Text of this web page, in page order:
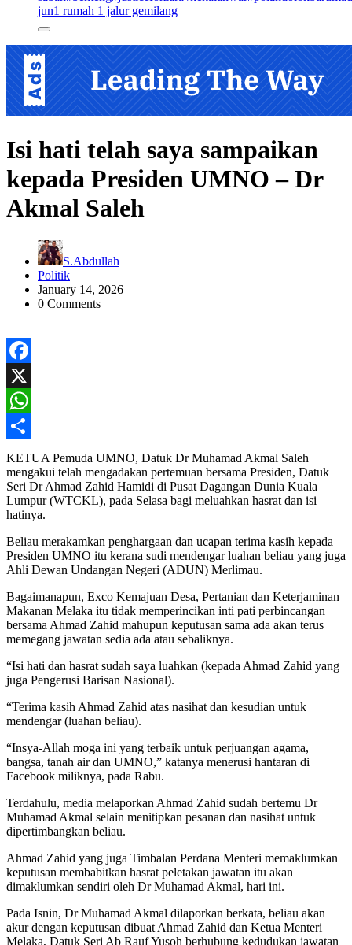
jun1 rumah 1 jalur gemilang
Isi hati telah saya sampaikan
kepada Presiden UMNO – Dr
Akmal Saleh
S.Abdullah
Politik
January 14, 2026
0 Comments
Facebook
X
WhatsApp
Share
KETUA Pemuda UMNO, Datuk Dr Muhamad Akmal Saleh
mengakui telah mengadakan pertemuan bersama Presiden, Datuk
Seri Dr Ahmad Zahid Hamidi di Pusat Dagangan Dunia Kuala
Lumpur (WTCKL), pada Selasa bagi meluahkan hasrat dan isi
hatinya.
Beliau merakamkan penghargaan dan ucapan terima kasih kepada
Presiden UMNO itu kerana sudi mendengar luahan beliau yang juga
Ahli Dewan Undangan Negeri (ADUN) Merlimau.
Bagaimanapun, Exco Kemajuan Desa, Pertanian dan Keterjaminan
Makanan Melaka itu tidak memperincikan inti pati perbincangan
bersama Ahmad Zahid mahupun keputusan sama ada akan terus
memegang jawatan sedia ada atau sebaliknya.
“Isi hati dan hasrat sudah saya luahkan (kepada Ahmad Zahid yang
juga Pengerusi Barisan Nasional).
“Terima kasih Ahmad Zahid atas nasihat dan kesudian untuk
mendengar (luahan beliau).
“Insya-Allah moga ini yang terbaik untuk perjuangan agama,
bangsa, tanah air dan UMNO,” katanya menerusi hantaran di
Facebook miliknya, pada Rabu.
Terdahulu, media melaporkan Ahmad Zahid sudah bertemu Dr
Muhamad Akmal selain menitipkan pesanan dan nasihat untuk
dipertimbangkan beliau.
Ahmad Zahid yang juga Timbalan Perdana Menteri memaklumkan
keputusan membabitkan hasrat peletakan jawatan itu akan
dimaklumkan sendiri oleh Dr Muhamad Akmal, hari ini.
Pada Isnin, Dr Muhamad Akmal dilaporkan berkata, beliau akan
akur dengan keputusan dibuat Ahmad Zahid dan Ketua Menteri
Melaka, Datuk Seri Ab Rauf Yusoh berhubung kedudukan jawatan